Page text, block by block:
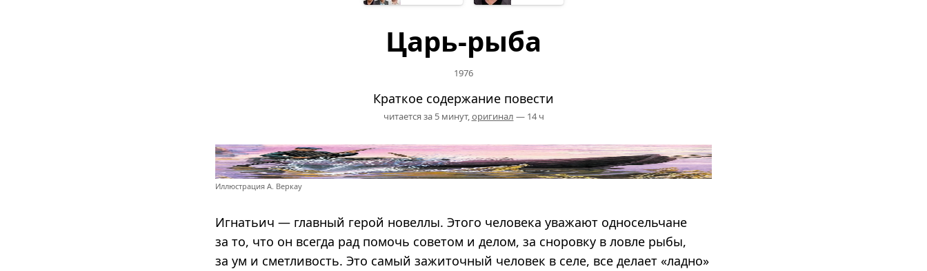
Царь-рыба
1976
Краткое содержание повести
читается за 5 минут,оригинал — 14 ч
Иллюстрация А. Веркау
Игнатьич — главный герой новеллы. Этого человека уважают односельчане
за то, что он всегда рад помочь советом и делом, за сноровку в ловле рыбы,
за ум и сметливость. Это самый зажиточный человек в селе, все делает «ладно»